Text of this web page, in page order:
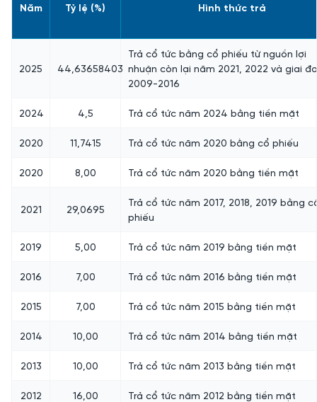
Năm Tỷ lệ (%) Hình thức trả
2025 44,63658403
Trả cổ tức bằng cổ phiếu từ nguồn lợi
nhuận còn lại năm 2021, 2022 và giai
2009-2016
2024 4,5 Trả cổ tức năm 2024 bằng tiền mặt
2020 11,7415 Trả cổ tức năm 2020 bằng cổ phiếu
2020 8,00 Trả cổ tức năm 2020 bằng tiền mặt
2021 29,0695
Trả cổ tức năm 2017, 2018, 2019 bằng
phiếu
2019 5,00 Trả cổ tức năm 2019 bằng tiền mặt
2016 7,00 Trả cổ tức năm 2016 bằng tiền mặt
2015 7,00 Trả cổ tức năm 2015 bằng tiền mặt
2014 10,00 Trả cổ tức năm 2014 bằng tiền mặt
2013 10,00 Trả cổ tức năm 2013 bằng tiền mặt
2012 16,00 Trả cổ tức năm 2012 bằng tiền mặt